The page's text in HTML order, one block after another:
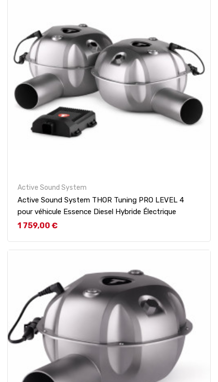
Active Sound System
Active Sound System THOR Tuning PRO LEVEL 4
pour véhicule Essence Diesel Hybride Électrique
Prix
1 759,00 €